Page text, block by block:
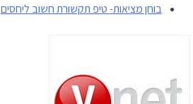
בוחן מציאות- טיפ תקשורת חשוב ליחסים